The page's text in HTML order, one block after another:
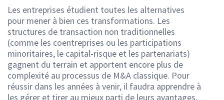
Les entreprises étudient toutes les alternatives
pour mener à bien ces transformations. Les
structures de transaction non traditionnelles
(comme les coentreprises ou les participations
minoritaires, le capital-risque et les partenariats)
gagnent du terrain et apportent encore plus de
complexité au processus de M&A classique. Pour
réussir dans les années à venir, il faudra apprendre à
les gérer et tirer au mieux parti de leurs avantages,